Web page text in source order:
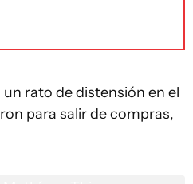
rato de distensión en el
para salir de compras,